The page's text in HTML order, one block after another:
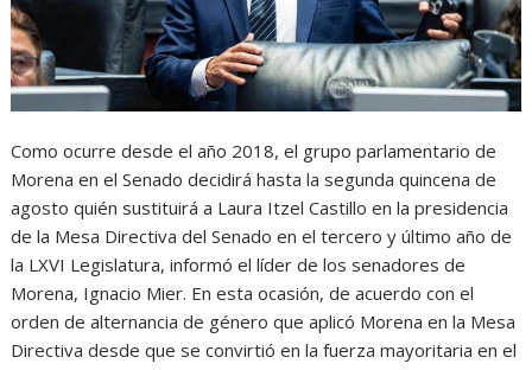
Como ocurre desde el año 2018, el grupo parlamentario de
Morena en el Senado decidirá hasta la segunda quincena de
agosto quién sustituirá a Laura Itzel Castillo en la presidencia
de la Mesa Directiva del Senado en el tercero y último año de
la LXVI Legislatura, informó el líder de los senadores de
Morena, Ignacio Mier. En esta ocasión, de acuerdo con el
orden de alternancia de género que aplicó Morena en la Mesa
Directiva desde que se convirtió en la fuerza mayoritaria en el